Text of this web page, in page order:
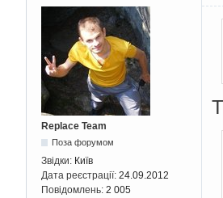
Replace Team
Поза форумом
Звідки: Київ
Дата реєстрації: 24.09.2012
Повідомлень: 2 005